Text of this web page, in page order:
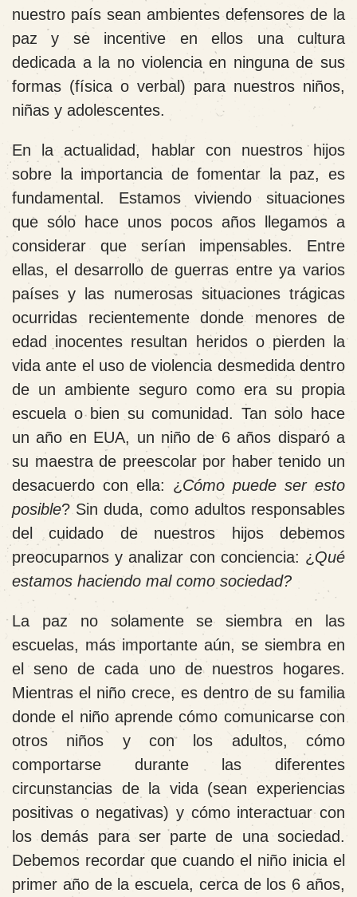
nuestro país sean ambientes defensores de la
paz y se incentive en ellos una cultura
dedicada a la no violencia en ninguna de sus
formas (física o verbal) para nuestros niños,
niñas y adolescentes.
En la actualidad, hablar con nuestros hijos
sobre la importancia de fomentar la paz, es
fundamental. Estamos viviendo situaciones
que sólo hace unos pocos años llegamos a
considerar que serían impensables. Entre
ellas, el desarrollo de guerras entre ya varios
países y las numerosas situaciones trágicas
ocurridas recientemente donde menores de
edad inocentes resultan heridos o pierden la
vida ante el uso de violencia desmedida dentro
de un ambiente seguro como era su propia
escuela o bien su comunidad. Tan solo hace
un año en EUA, un niño de 6 años disparó a
su maestra de preescolar por haber tenido un
desacuerdo con ella: ¿ Cómo puede ser esto
posible? Sin duda, como adultos responsables
del cuidado de nuestros hijos debemos
preocuparnos y analizar con conciencia: ¿ Qué
estamos haciendo mal como sociedad?
La paz no solamente se siembra en las
escuelas, más importante aún, se siembra en
el seno de cada uno de nuestros hogares.
Mientras el niño crece, es dentro de su familia
donde el niño aprende cómo comunicarse con
otros niños y con los adultos, cómo
comportarse durante las diferentes
circunstancias de la vida (sean experiencias
positivas o negativas) y cómo interactuar con
los demás para ser parte de una sociedad.
Debemos recordar que cuando el niño inicia el
primer año de la escuela, cerca de los 6 años,